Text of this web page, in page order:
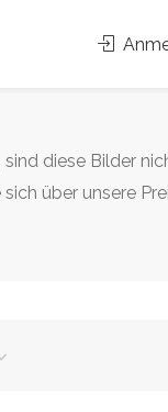
diese Bilder
über unsere